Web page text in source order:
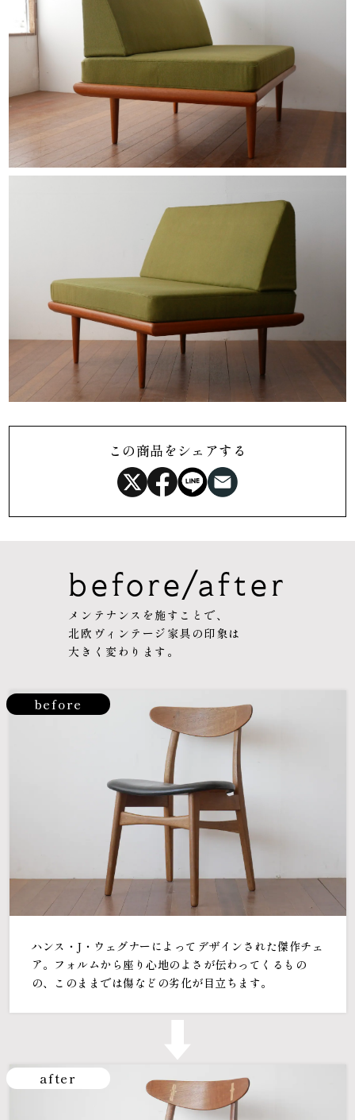
この商品をシェアする
before/after
メンテナンスを施すことで、
北欧ヴィンテージ家具の印象は
大きく変わります。
before
ハンス・J・ウェグナーによってデザインされた傑作チェ
ア。フォルムから座り心地のよさが伝わってくるもの
の、このままでは傷などの劣化が目立ちます。
after